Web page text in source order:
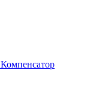
Компенсатор